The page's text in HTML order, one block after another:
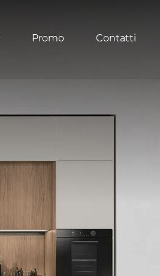
Promo Contatti